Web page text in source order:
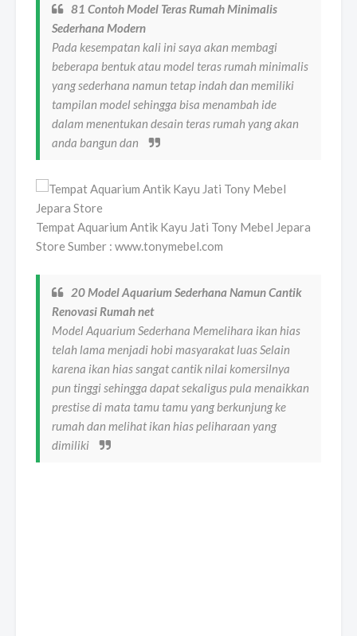
81 Contoh Model Teras Rumah Minimalis
Sederhana Modern
Pada kesempatan kali ini saya akan membagi
beberapa bentuk atau model teras rumah minimalis
yang sederhana namun tetap indah dan memiliki
tampilan model sehingga bisa menambah ide
dalam menentukan desain teras rumah yang akan
anda bangun dan
Tempat Aquarium Antik Kayu Jati Tony Mebel Jepara
Store Sumber : www.tonymebel.com
20 Model Aquarium Sederhana Namun Cantik
Renovasi Rumah net
Model Aquarium Sederhana Memelihara ikan hias
telah lama menjadi hobi masyarakat luas Selain
karena ikan hias sangat cantik nilai komersilnya
pun tinggi sehingga dapat sekaligus pula menaikkan
prestise di mata tamu tamu yang berkunjung ke
rumah dan melihat ikan hias peliharaan yang
dimiliki